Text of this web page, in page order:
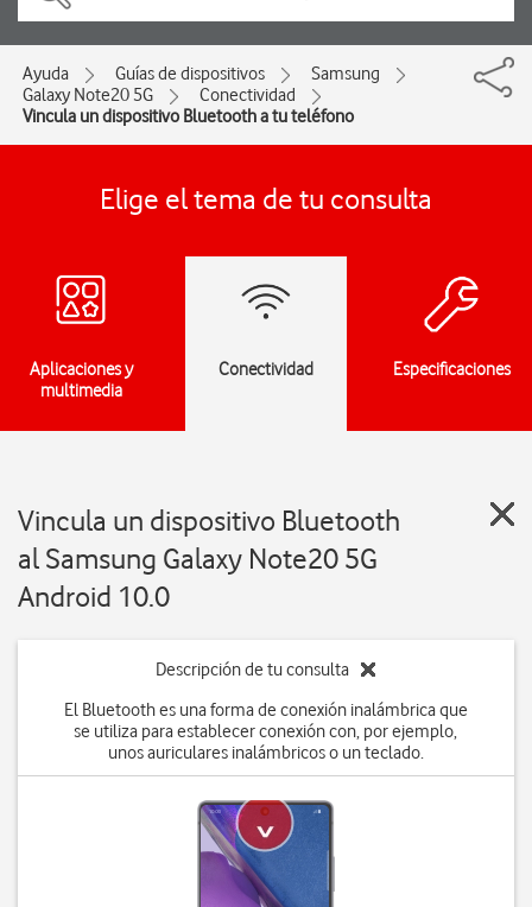
Ayuda Guías de dispositivos
Samsung
Galaxy Note20 5G
Conectividad
Vincula un dispositivo Bluetooth a tu teléfono
Elige el tema de tu consulta
Aplicaciones y
multimedia
Conectividad Especificaciones
Vincula un dispositivo Bluetooth
al Samsung Galaxy Note20 5G
Android 10.0
Descripción de tu consulta
El Bluetooth es una forma de conexión inalámbrica que
se utiliza para establecer conexión con, por ejemplo,
unos auriculares inalámbricos o un teclado.